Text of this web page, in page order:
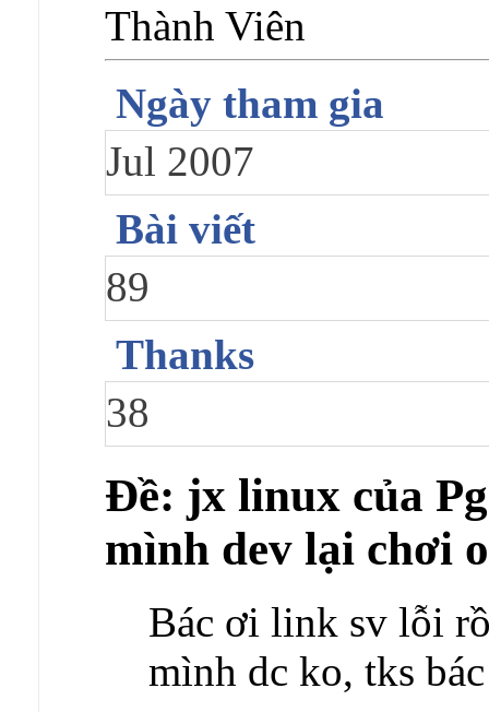
Thành Viên
Ngày tham gia
Jul 2007
Bài viết
89
Thanks
38
Ðề: jx linux của
mình dev lại chơi
Bác ơi link sv lỗi
mình dc ko, tks bác